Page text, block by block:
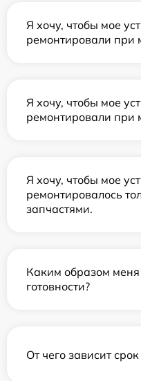
Я хочу, чтобы мое
ремонтировали при
Я хочу, чтобы мое
ремонтировали при
Я хочу, чтобы мое
ремонтировалось
запчастями.
Каким образом меня
готовности?
От чего зависит